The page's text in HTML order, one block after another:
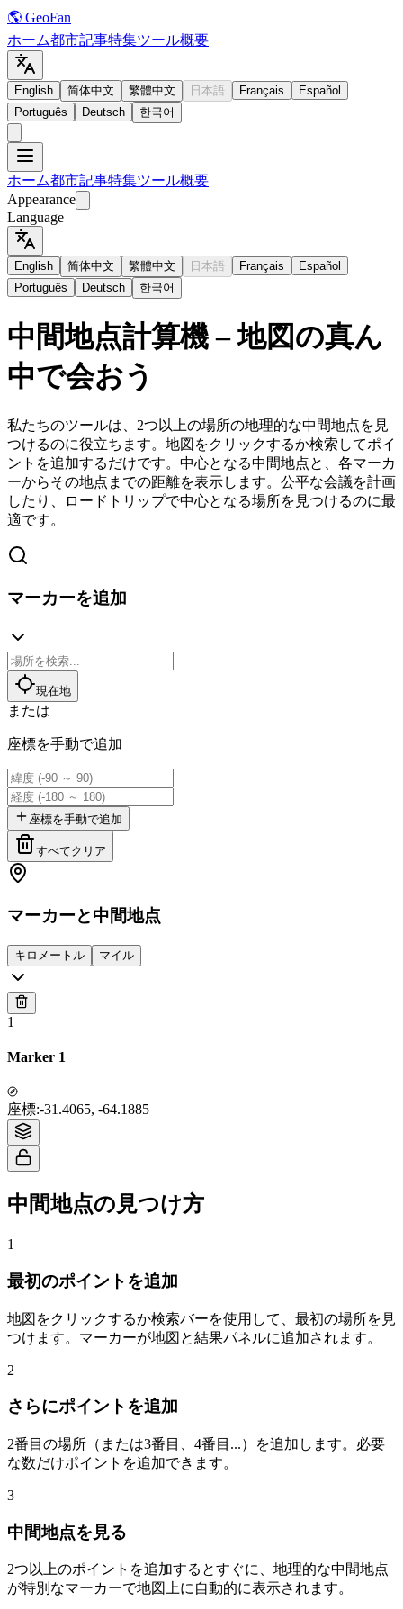
🌎 GeoFan
ホーム都市記事特集ツール概要
English 简体中文 繁體中文 日本語 Français
Español
Português
Deutsch 한국어
ホーム都市記事特集ツール概要
Appearance
Language
English 简体中文 繁體中文 日本語 Français
Español
Português
Deutsch 한국어
中間地点計算機 – 地図の真ん
中で会おう
私たちのツールは、2つ以上の場所の地理的な中間地点を見
つけるのに役立ちます。地図をクリックするか検索してポイ
ントを追加するだけです。中心となる中間地点と、各マーカ
ーからその地点までの距離を表示します。公平な会議を計画
したり、ロードトリップで中心となる場所を見つけるのに最
適です。
マーカーを追加
現在地
または
座標を手動で追加
座標を手動で追加
すべてクリア
マーカーと中間地点
キロメートル マイル
1
Marker 1
座標:-31.4065, -64.1885
Tiles © Esri — Source: Esri, i-cubed, USDA, USGS, AEX, GeoEye,
Getmapping, Aerogrid, IGN, IGP, UPR-EGP, and the GIS User Community
中間地点の見つけ方
1
最初のポイントを追加
地図をクリックするか検索バーを使用して、最初の場所を見
つけます。マーカーが地図と結果パネルに追加されます。
2
さらにポイントを追加
2番目の場所（または3番目、4番目...）を追加します。必要
な数だけポイントを追加できます。
3
中間地点を見る
2つ以上のポイントを追加するとすぐに、地理的な中間地点
が特別なマーカーで地図上に自動的に表示されます。